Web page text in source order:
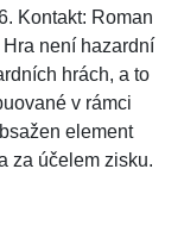
Kontakt: Roman
není hazardní
hrách, a to
v rámci
element
za účelem zisku.